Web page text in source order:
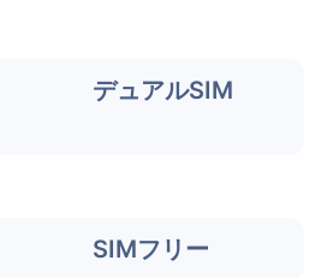
デュアルSIM
SIMフリー